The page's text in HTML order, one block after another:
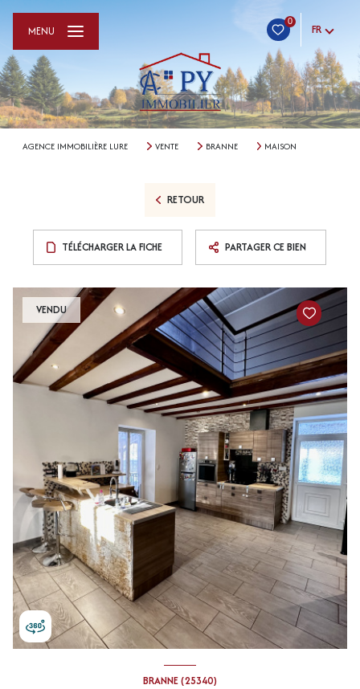
0
FR
MENU
AGENCE IMMOBILIÈRE LURE VENTE BRANNE MAISON
RETOUR
TÉLÉCHARGER LA FICHE PARTAGER CE BIEN
VENDU
BRANNE (25340)